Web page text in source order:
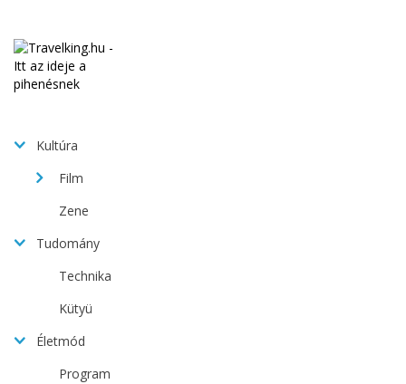
Kultúra
Film
Zene
Tudomány
Technika
Kütyü
Életmód
Program